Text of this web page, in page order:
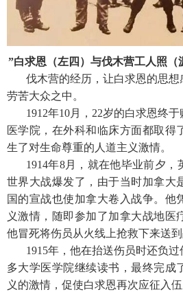
”白求恩（左四）与伐木营工人照（
伐木营的经历，让白求恩的思
劳苦大众之中。
1912年10月，22岁的白求恩终
医学院，在外科和临床方面都取得
生了对生命尊重的人道主义激情。
1914年8月，就在他毕业前夕
世界大战爆发了，由于当时加拿大
国的宣战也使加拿大卷入战争。他
义激情，随即参加了加拿大战地医
他冒死将伤员从火线上抢救下来送
1915年，他在抬送伤员时还负
多大学医学院继续读书，最终完成
义的激情，促使白求恩再次应征入